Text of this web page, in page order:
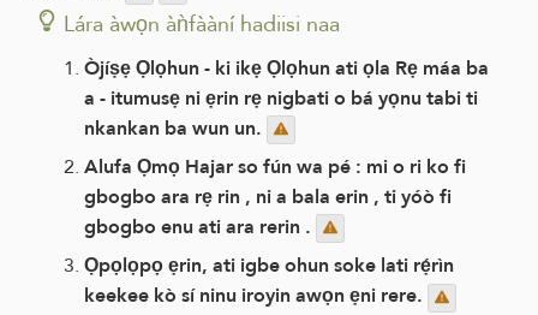
Lára àwọn àǹfààní hadiisi naa
Òjíṣẹ Ọlọhun - ki ikẹ Ọlọhun ati ọla Rẹ máa ba
a - itumusẹ ni ẹrin rẹ nigbati o bá yọnu tabi ti
nkankan ba wun un.
Alufa Ọmọ Hajar so fún wa pé : mi o ri ko fi
gbogbo ara rẹ rin , ni a bala erin , ti yóò fi
gbogbo enu ati ara rerin .
Ọpọlọpọ ẹrin, ati igbe ohun soke lati rẹ́rìn
keekee kò sí ninu iroyin awọn ẹni rere.